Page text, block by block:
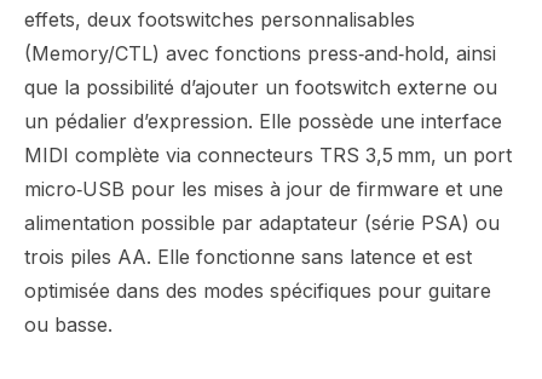
effets, deux footswitches personnalisables
(Memory/CTL) avec fonctions press‑and‑hold, ainsi
que la possibilité d’ajouter un footswitch externe ou
un pédalier d’expression. Elle possède une interface
MIDI complète via connecteurs TRS 3,5 mm, un port
micro‑USB pour les mises à jour de firmware et une
alimentation possible par adaptateur (série PSA) ou
trois piles AA. Elle fonctionne sans latence et est
optimisée dans des modes spécifiques pour guitare
ou basse.